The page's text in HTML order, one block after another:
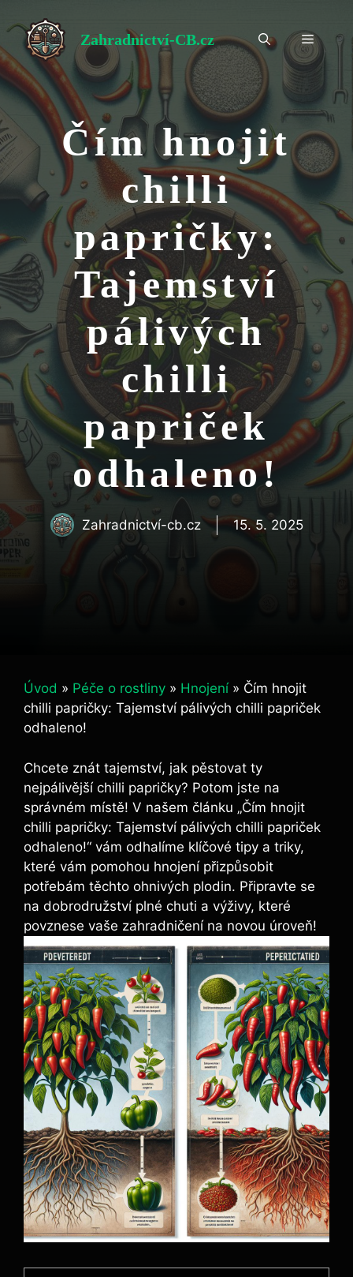
na
obsah
Zahradnictví-CB.cz Menu
Čím hnojit
chilli
papričky:
Tajemství
pálivých
chilli
papriček
odhaleno!
Zahradnictví-cb.cz 15. 5. 2025
Úvod » Péče o rostliny » Hnojení » Čím hnojit
chilli papričky: Tajemství pálivých chilli papriček
odhaleno!
Chcete znát tajemství, ⁣jak pěstovat ty
nejpálivější chilli papričky? Potom jste na
správném místě! V našem ​článku „Čím hnojit
chilli​ papričky: Tajemství pálivých chilli papriček
odhaleno!“ vám‌ odhalíme ⁣klíčové tipy a ‍triky,​
které vám pomohou hnojení⁢ přizpůsobit
potřebám​ těchto ohnivých‍ plodin. Připravte se
‍na ​dobrodružství plné​ chuti⁢ a výživy, které
povznese vaše zahradničení na novou úroveň!